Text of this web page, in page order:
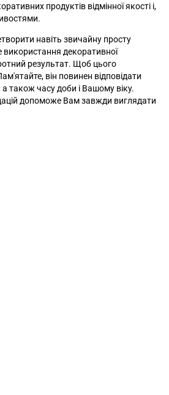
продуктів відмінної якості і,
навіть звичайну просту
декоративної
результат. Щоб цього
він повинен відповідати
а також часу доби і Вашому віку.
допоможе Вам завжди виглядати